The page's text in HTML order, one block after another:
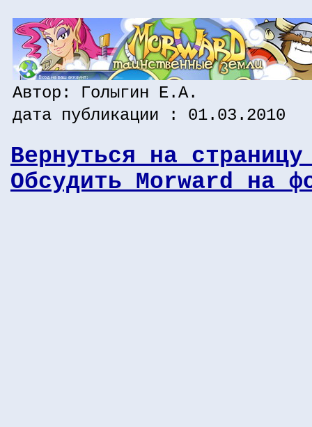
Автор: Голыгин Е.А.
дата публикации : 01.03.2010
Вернуться на
Обсудить Morward на